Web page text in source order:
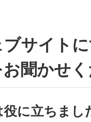
サイト
聞かせ
に立ちまし